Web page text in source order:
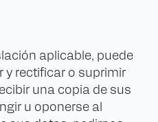
aplicable, puede
y rectificar o suprimir
una copia de sus
u oponerse al